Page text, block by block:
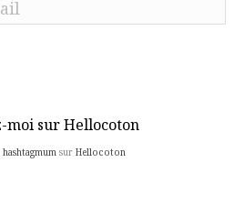
hashtagmum sur Hellocoton